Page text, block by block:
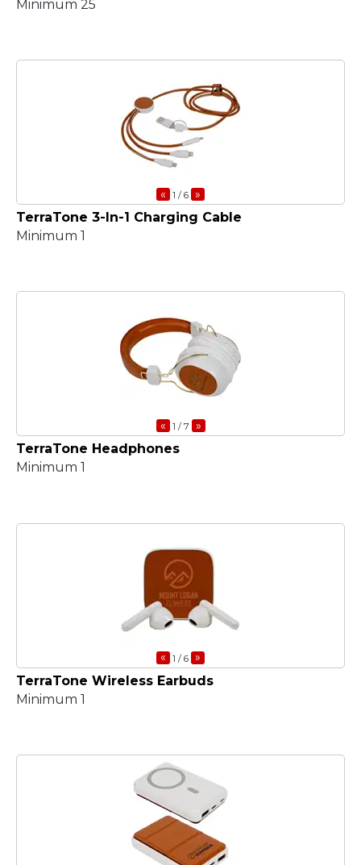
Minimum 25
« 1 / 6 »
TerraTone 3-In-1 Charging Cable
Minimum 1
« 1 / 7 »
TerraTone Headphones
Minimum 1
« 1 / 6 »
TerraTone Wireless Earbuds
Minimum 1